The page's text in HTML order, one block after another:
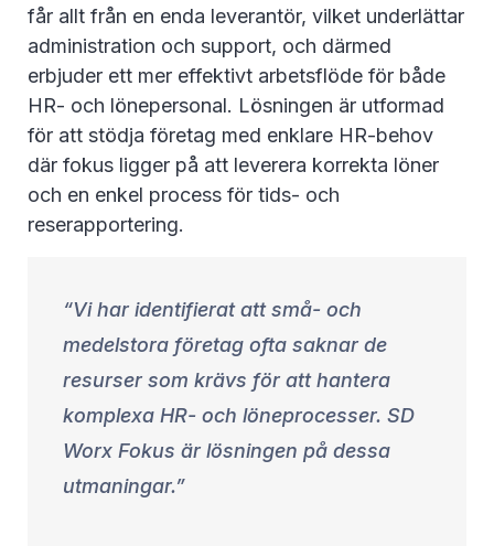
får allt från en enda leverantör, vilket underlättar
administration och support, och därmed
erbjuder ett mer effektivt arbetsflöde för både
HR- och lönepersonal. Lösningen är utformad
för att stödja företag med enklare HR-behov
där fokus ligger på att leverera korrekta löner
och en enkel process för tids- och
reserapportering.
Vi har identifierat att små- och
medelstora företag ofta saknar de
resurser som krävs för att hantera
komplexa HR- och löneprocesser. SD
Worx Fokus är lösningen på dessa
utmaningar.